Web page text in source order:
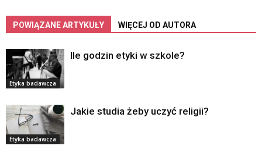
POWIĄZANE ARTYKUŁY WIĘCEJ OD AUTORA
Etyka badawcza
Ile godzin etyki w szkole?
Etyka badawcza
Jakie studia żeby uczyć religii?